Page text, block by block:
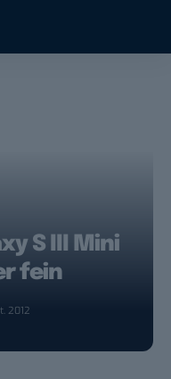
S III Mini
fein
2012